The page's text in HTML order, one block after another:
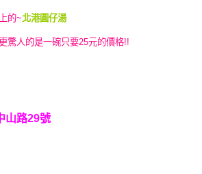
的~北港圓仔湯
驚人的是一碗只要25元的價格!!
山路29號